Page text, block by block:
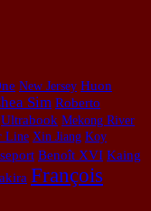
New Jersey Huon
Sim Roberto
Ultrabook Mekong River
Line Xin Jiang Koy
Benoît XVI Kaing
François